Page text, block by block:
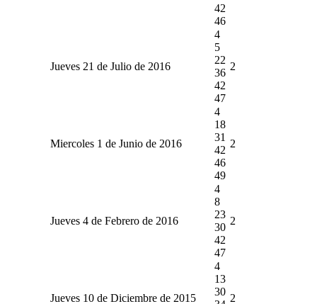
42
46
Jueves 21 de Julio de 2016
4
5
22
36
42
47
2
Miercoles 1 de Junio de 2016
4
18
31
42
46
49
2
Jueves 4 de Febrero de 2016
4
8
23
30
42
47
2
Jueves 10 de Diciembre de 2015
4
13
30
2